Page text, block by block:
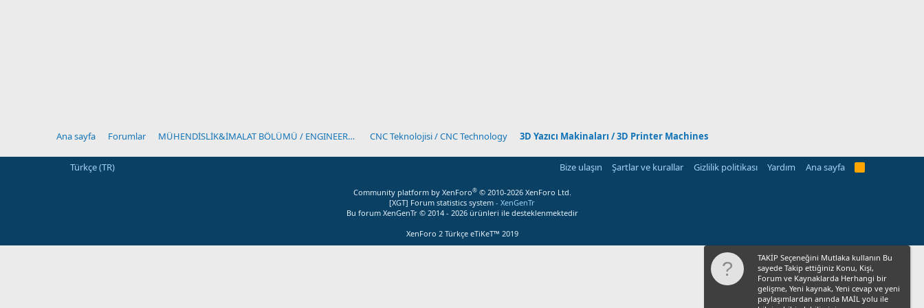
Ana sayfa Forumlar MÜHENDİSLİK&İMALAT BÖLÜMÜ / ENGINEERING&MANUFACT CNC Teknolojisi / CNC Technology 3D Yazıcı Makinaları / 3D Printer Machines
Türkçe (TR) Bize ulaşın Şartlar ve kurallar Gizlilik politikası Yardım Ana sayfa
R
Community platform by XenForo® © 2010-2026 XenForo Ltd.
[XGT] Forum statistics system - XenGenTr
Bu forum XenGenTr © 2014 - 2026 ürünleri ile desteklenmektedir
XenForo 2 Türkçe eTiKeT™ 2019
TAKİP Seçeneğini Mutlaka kullanın Bu
sayede Takip ettiğiniz Konu, Kişi,
Forum ve Kaynaklarda Herhangi bir
gelişme, Yeni kaynak, Yeni cevap ve yeni
paylaşımlardan anında MAİL yolu ile